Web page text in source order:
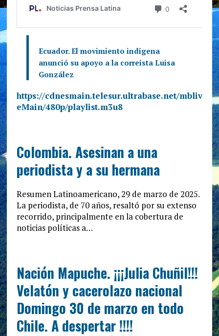
Ecuador. El movimiento indígena
anunció su apoyo a la correísta Luisa
González
https://cdnesmain.telesur.ultrabase.net/mbliv
eMain/480p/playlist.m3u8
Colombia. Asesinan a una
periodista y a su hermana
Resumen Latinoamericano, 29 de marzo de 2025.
La periodista, de 70 años, resaltó por su extenso
recorrido, principalmente en la cobertura de
noticias políticas a…
Nación Mapuche. ¡¡¡Julia Chuñil!!!
Velatón y cacerolazo nacional
Domingo 30 de marzo en todo
Chile. A despertar !!!!